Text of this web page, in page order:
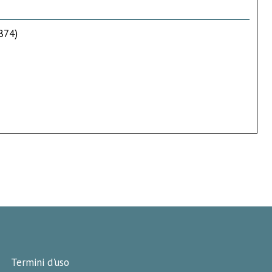
Termini d'uso